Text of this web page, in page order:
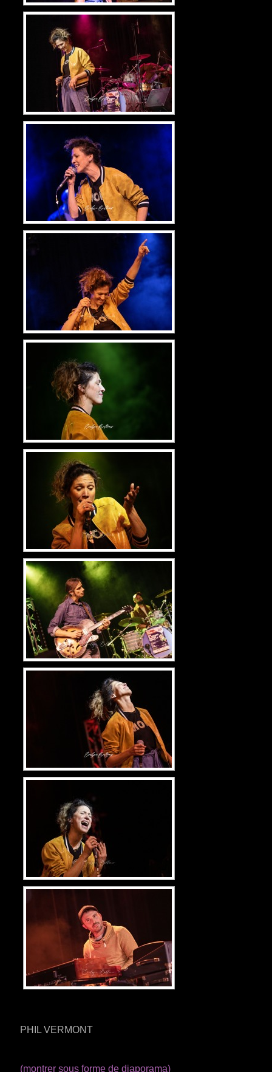
PHIL VERMONT
(montrer sous forme de diaporama)